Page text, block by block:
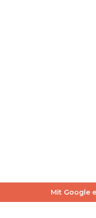
Mit Google